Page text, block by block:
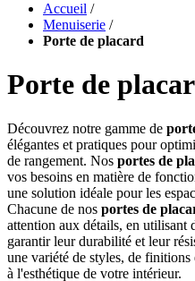
Accueil /
Menuiserie /
Porte de placard
Porte de
Découvrez notre gamme de
élégantes et pratiques pour
de rangement. Nos portes de
vos besoins en matière de
une solution idéale pour les
Chacune de nos portes de
attention aux détails, en utilisant
garantir leur durabilité et leur
une variété de styles, de
à l'esthétique de votre intérieur.